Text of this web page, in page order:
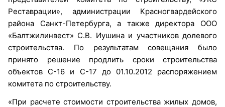
Реставрации», администрации Красногвардейского
района Санкт-Петербурга, а также директора ООО
«Балтжилинвест» С.В. Иушина и участников долевого
строительства. По результатам совещания было
принято решение продлить сроки строительства
объектов С-16 и С-17 до 01.10.2012 распоряжением
комитета по строительству.
«При расчете стоимости строительства жилых домов,